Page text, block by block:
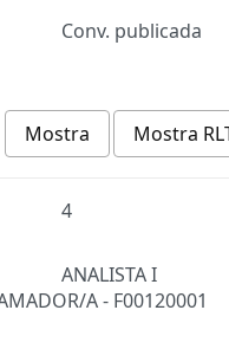
Conv. publicada
Mostra
Mostra
4
ANALISTA I
A - F00120001